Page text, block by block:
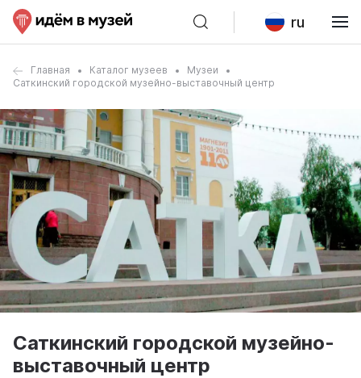
ru
Главная Каталог музеев
Музеи
Саткинский городской музейно-выставочный центр
Саткинский городской музейно-
выставочный центр